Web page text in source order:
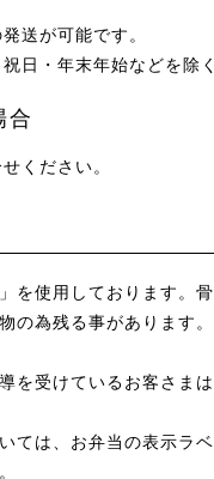
送が可能です。
日・年末年始などを除
合
ください。
を使⽤しております。
の為残る事があります
を受けているお客さま
ては、お弁当の表示ラ